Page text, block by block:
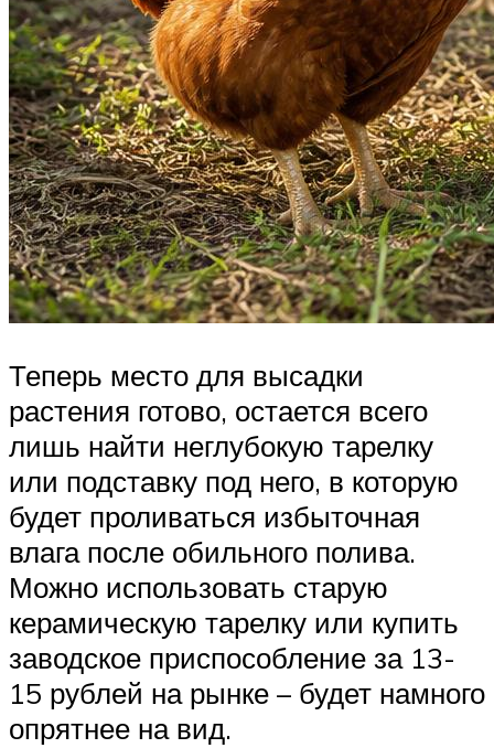
Теперь место для высадки
растения готово, остается всего
лишь найти неглубокую тарелку
или подставку под него, в которую
будет проливаться избыточная
влага после обильного полива.
Можно использовать старую
керамическую тарелку или купить
заводское приспособление за 13-
15 рублей на рынке – будет намного
опрятнее на вид.